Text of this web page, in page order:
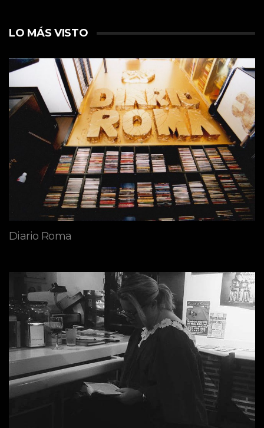
LO MÁS VISTO
Diario Roma